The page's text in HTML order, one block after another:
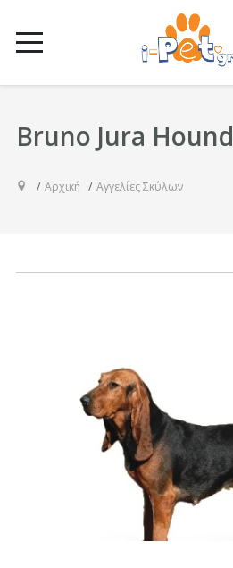
Bruno Jura Hound
Αρχική Αγγελίες Σκύλων